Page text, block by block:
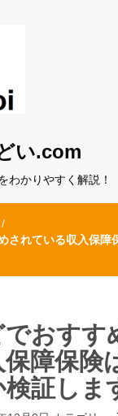
い.com
わかりやすく解説！
/
されている収入保障
おすす
障保険
証しま